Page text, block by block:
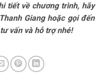
tiết về chương trình, hãy
Giang hoặc gọi đến
vấn và hỗ trợ nhé!